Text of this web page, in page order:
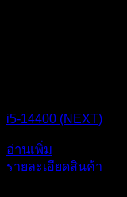
i5-14400 (NEXT)
อ่านเพิ่ม
รายละเอียดสินค้า